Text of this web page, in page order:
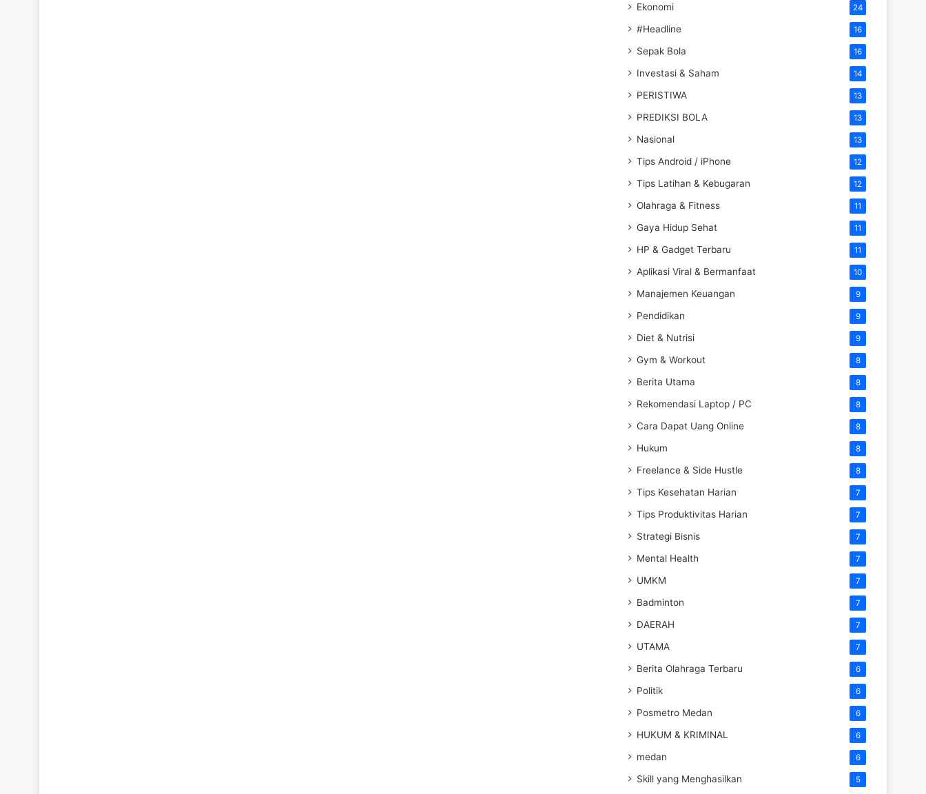
Ekonomi 24
#Headline 16
Sepak Bola 16
Investasi & Saham 14
PERISTIWA 13
PREDIKSI BOLA 13
Nasional 13
Tips Android / iPhone 12
Tips Latihan & Kebugaran 12
Olahraga & Fitness 11
Gaya Hidup Sehat 11
HP & Gadget Terbaru 11
Aplikasi Viral & Bermanfaat 10
Manajemen Keuangan 9
Pendidikan 9
Diet & Nutrisi 9
Gym & Workout 8
Berita Utama 8
Rekomendasi Laptop / PC 8
Cara Dapat Uang Online 8
Hukum 8
Freelance & Side Hustle 8
Tips Kesehatan Harian 7
Tips Produktivitas Harian 7
Strategi Bisnis 7
Mental Health 7
UMKM 7
Badminton 7
DAERAH 7
UTAMA 7
Berita Olahraga Terbaru 6
Politik 6
Posmetro Medan 6
HUKUM & KRIMINAL 6
medan 6
Skill yang Menghasilkan 5